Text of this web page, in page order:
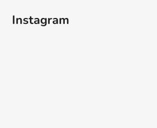
Instagram